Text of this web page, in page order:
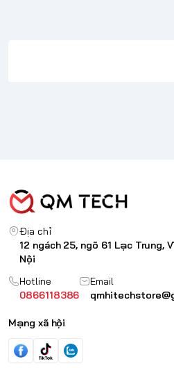
hứa hẹn sẽ là lựa chọn lý
Địa chỉ
12 ngách 25, ngõ 61 Lạc Trung,
Nội
Hotline
0866118386
Email
Mạng xã hội